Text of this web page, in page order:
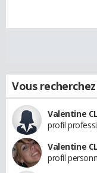
Vous
Valentine
profil
Valentine
profil